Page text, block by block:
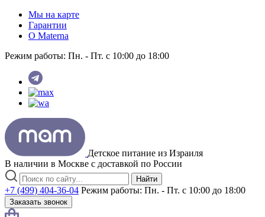
Мы на карте
Гарантии
O Materna
Режим работы: Пн. - Пт. с 10:00 до 18:00
Детское питание из Израиля
В наличии в Москве с доставкой по России
Найти
+7 (499) 404-36-04 Режим работы: Пн. - Пт. с 10:00 до 18:00
Заказать звонок